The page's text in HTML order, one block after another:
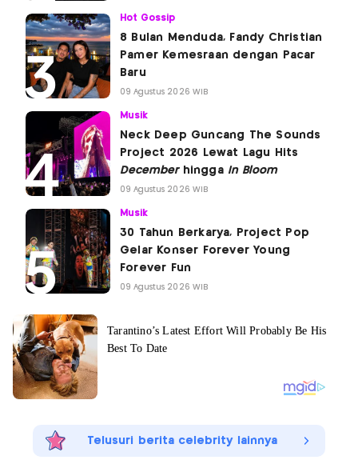
Hot Gossip
8 Bulan Menduda, Fandy Christian
Pamer Kemesraan dengan Pacar
Baru
09 Agustus 2026 WIB
Musik
Neck Deep Guncang The Sounds
Project 2026 Lewat Lagu Hits
Decemberhingga In Bloom
09 Agustus 2026 WIB
Musik
30 Tahun Berkarya, Project Pop
Gelar Konser Forever Young
Forever Fun
09 Agustus 2026 WIB
Telusuri berita celebrity lainnya